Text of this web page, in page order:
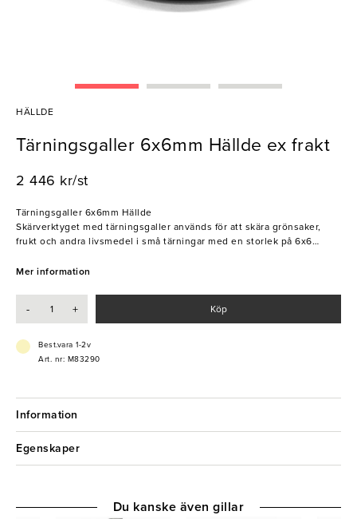
HÄLLDE
Tärningsgaller 6x6mm Hällde ex frakt
2 446 kr/st
Tärningsgaller 6x6mm Hällde
Skärverktyget med tärningsgaller används för att skära grönsaker,
frukt och andra livsmedel i små tärningar med en storlek på 6x6
grönsakssoppa. Passar även bra till att göra ostkuber till minglet.
Tillverkad i rostfritt stål av mycket hög kvalitet, efter användning
Passar till:
RG-100
RG-250
Mer information
- + Köp
Best.vara 1-2v
Art. nr: M83290
Information
Egenskaper
Du kanske även gillar